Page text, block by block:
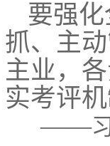
要强
抓、主
主业，
实考评
——